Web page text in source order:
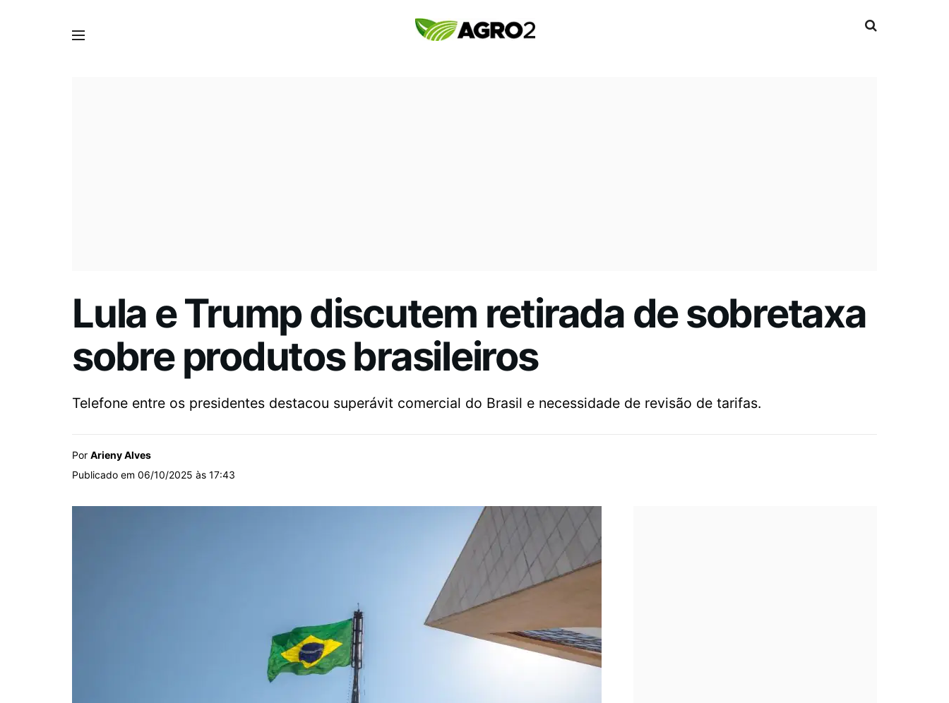
Lula e Trump discutem retirada de sobretaxa
sobre produtos brasileiros
Telefone entre os presidentes destacou superávit comercial do Brasil e necessidade de revisão de tarifas.
Por Arieny Alves
Publicado em 06/10/2025 às 17:43